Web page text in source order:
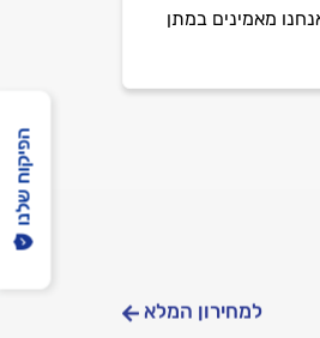
מאמינים במתן
למחירון המלא
הפיקוח שלנו